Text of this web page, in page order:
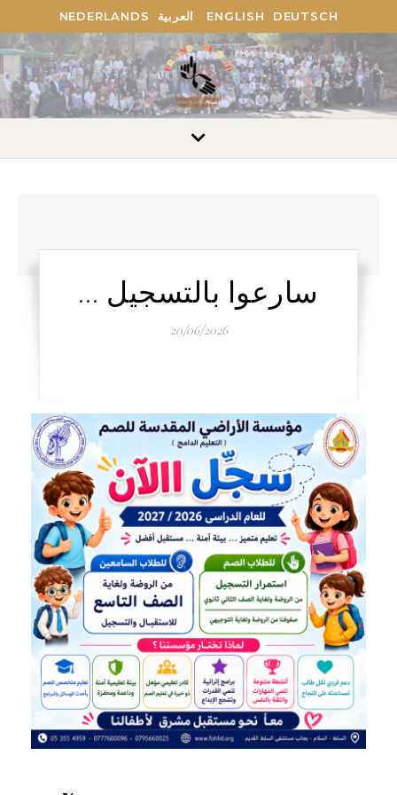
DEUTSCH
ENGLISH العربية NEDERLANDS
سارعوا بالتسجيل …
20/06/2026